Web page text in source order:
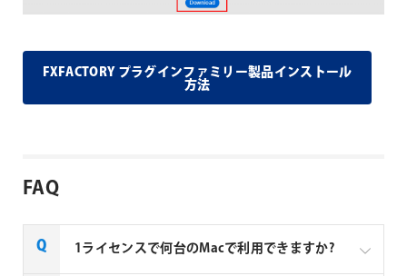
FXFACTORY プラグインファミリー製品インストール
方法
FAQ
1ライセンスで何台のMacで利用できますか?